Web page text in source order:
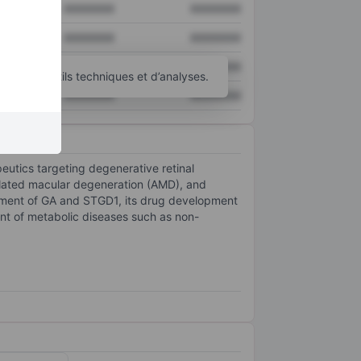
XXXXXXX XXXXXXX
outils techniques et d’analyses.
targeting degenerative retinal
macular degeneration (AMD), and
of GA and STGD1, its drug development
of metabolic diseases such as non-